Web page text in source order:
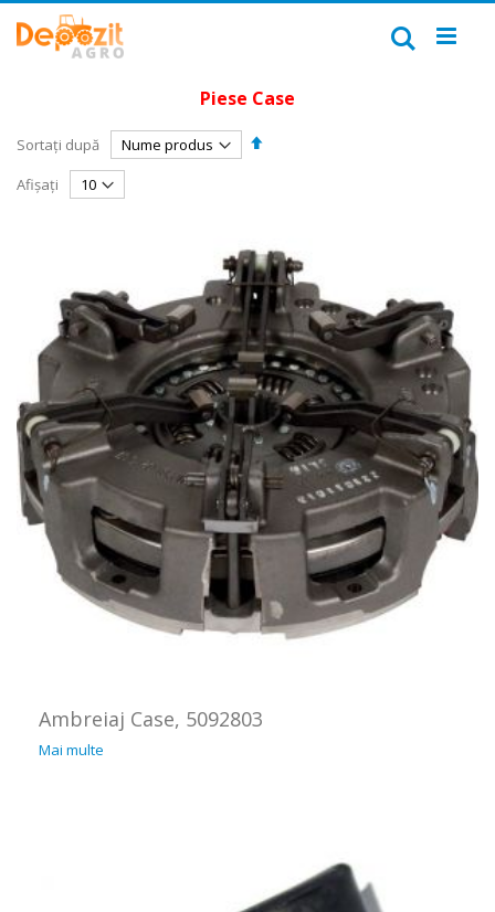
Mergeți
la
Conținut
Căutare
Piese Case
Sortați după
Setați
Afișați
Ambreiaj Case, 5092803
Mai multe